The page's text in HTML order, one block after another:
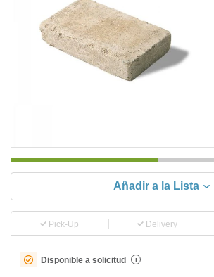
Añadir a la Lista
Pick-Up Delivery
Disponible a solicitud i